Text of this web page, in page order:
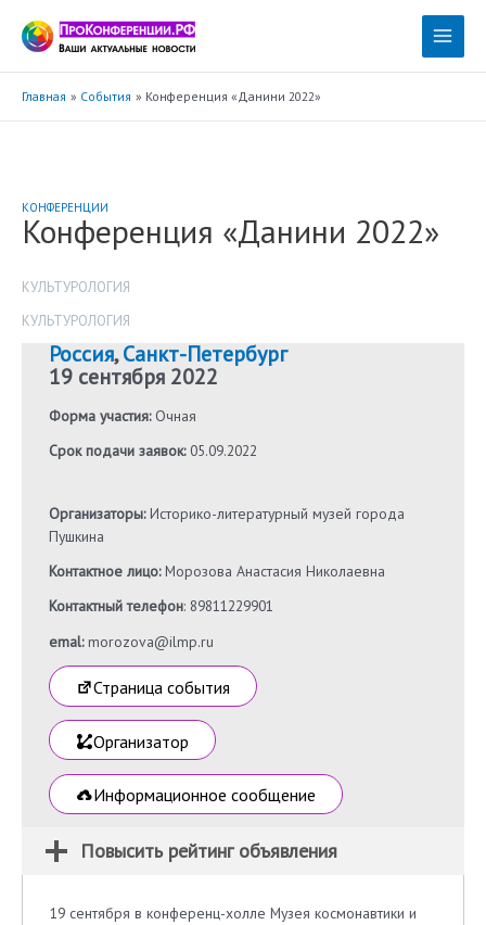
содержимому
Main
Главная События Конференция «Данини 2022»
КОНФЕРЕНЦИИ
Конференция «Данини 2022»
КУЛЬТУРОЛОГИЯ
КУЛЬТУРОЛОГИЯ
Россия,Санкт-Петербург
19 сентября 2022
Форма участия:Очная
Срок подачи заявок:05.09.2022
Организаторы:Историко-литературный музей города
Пушкина
Контактное лицо:Морозова Анастасия Николаевна
Контактный телефон: 89811229901
emal:morozova@ilmp.ru
Страница события
Организатор
Информационное сообщение
Повысить рейтинг объявления
19 сентября в конференц-холле Музея космонавтики и